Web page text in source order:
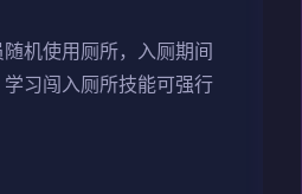
机使用厕所，入厕期间
学习闯入厕所技能可强行